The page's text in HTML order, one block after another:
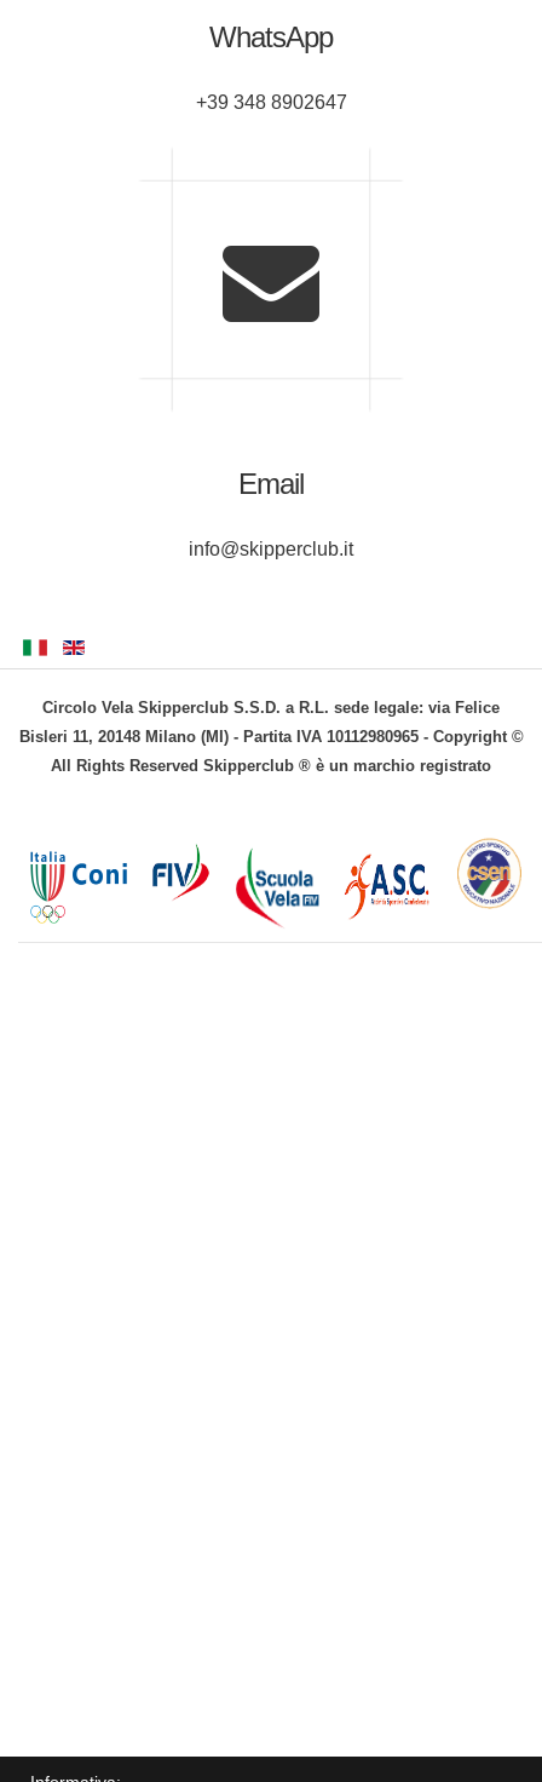
WhatsApp
+39 348 8902647
Email
info@skipperclub.it
Circolo Vela Skipperclub S.S.D. a R.L. sede legale: via Felice
Bisleri 11, 20148 Milano (MI) - Partita IVA 10112980965 - Copyright ©
All Rights Reserved Skipperclub ® è un marchio registrato